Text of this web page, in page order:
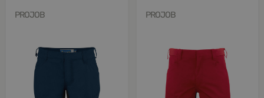
PROJOB PROJOB